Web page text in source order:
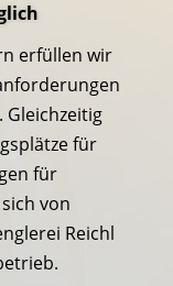
erfüllen wir
für
für
von
Reichl